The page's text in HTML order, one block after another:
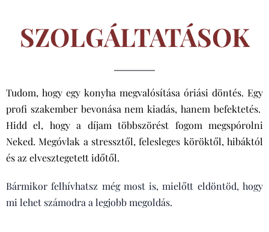
SZOLGÁLTATÁSOK
Tudom, hogy egy konyha megvalósítása óriási döntés. Egy
profi szakember bevonása nem kiadás, hanem befektetés.
Hidd el, hogy a díjam többszörést fogom megspórolni
Neked. Megóvlak a stressztől, felesleges köröktől, hibáktól
és az elvesztegetett időtől.
Bármikor felhívhatsz még most is, mielőtt eldöntöd, hogy
mi lehet számodra a legjobb megoldás.